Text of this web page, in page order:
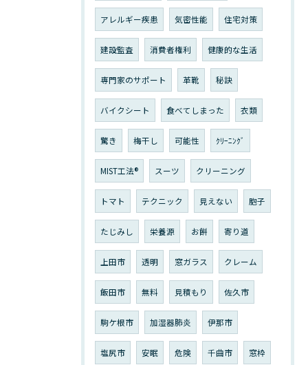
アレルギー疾患 気密性能 住宅対策
建設監査 消費者権利 健康的な生活
専門家のサポート 革靴 秘訣
バイクシート 食べてしまった 衣類
驚き 梅干し 可能性 ｸﾘｰﾆﾝｸﾞ
MIST工法® スーツ クリーニング
トマト テクニック 見えない 胞子
たじみし 栄養源 お餅 寄り道
上田市 透明 窓ガラス クレーム
飯田市 無料 見積もり 佐久市
駒ケ根市 加湿器肺炎 伊那市
塩尻市 安眠 危険 千曲市 窓枠